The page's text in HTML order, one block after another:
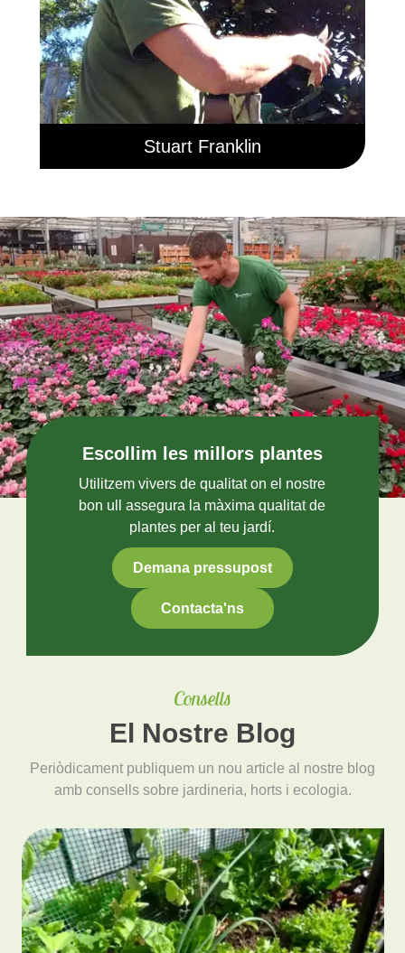
Stuart Franklin
Escollim les millors plantes
Utilitzem vivers de qualitat on el nostre
bon ull assegura la màxima qualitat de
plantes per al teu jardí.
Demana pressupost
Contacta'ns
Consells
El Nostre Blog
Periòdicament publiquem un nou article al nostre blog
amb consells sobre jardineria, horts i ecologia.